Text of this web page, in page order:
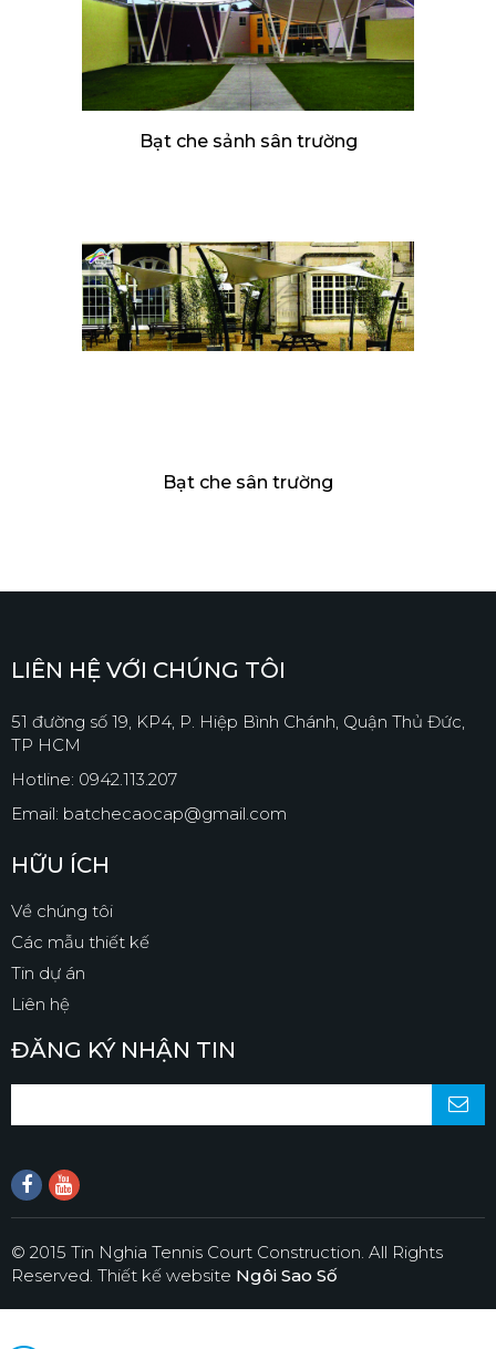
Bạt che sảnh sân trường
Bạt che sân trường
LIÊN HỆ VỚI CHÚNG TÔI
51 đường số 19, KP4, P. Hiệp Bình Chánh, Quận Thủ Đức,
TP HCM
Hotline: 0942.113.207
Email: batchecaocap@gmail.com
HỮU ÍCH
Về chúng tôi
Các mẫu thiết kế
Tin dự án
Liên hệ
ĐĂNG KÝ NHẬN TIN
© 2015 Tin Nghia Tennis Court Construction. All Rights
Reserved. Thiết kế website Ngôi Sao Số